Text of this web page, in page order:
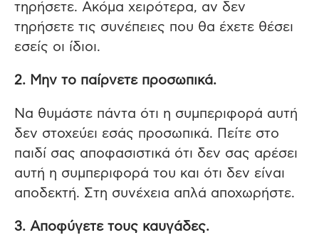
τηρήσετε. Ακόμα χειρότερα, αν δεν
τηρήσετε τις συνέπειες που θα έχετε θέσει
εσείς οι ίδιοι.
2. Μην το παίρνετε προσωπικά.
Να θυμάστε πάντα ότι η συμπεριφορά αυτή
δεν στοχεύει εσάς προσωπικά. Πείτε στο
παιδί σας αποφασιστικά ότι δεν σας αρέσει
αυτή η συμπεριφορά του και ότι δεν είναι
αποδεκτή. Στη συνέχεια απλά αποχωρήστε.
3. Αποφύγετε τους καυγάδες.